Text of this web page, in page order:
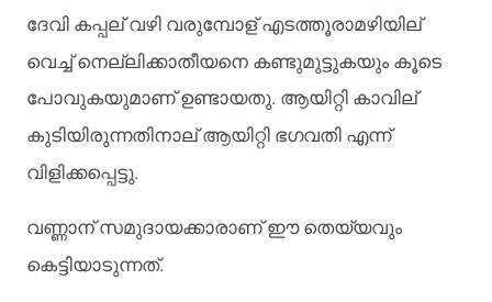
ദേവി കപ്പല് വഴി വരുമ്പോള് എടത്തൂരാമഴിയില്
വെച്ച് നെല്ലിക്കാതീയനെ കണ്ടുമുട്ടുകയും കൂടെ
പോവുകയുമാണ് ഉണ്ടായതു. ആയിറ്റി കാവില്
കുടിയിരുന്നതിനാല് ആയിറ്റി ഭഗവതി എന്ന്
വിളിക്കപ്പെട്ടു.
വണ്ണാന് സമുദായക്കാരാണ് ഈ തെയ്യവും
കെട്ടിയാടുന്നത്.